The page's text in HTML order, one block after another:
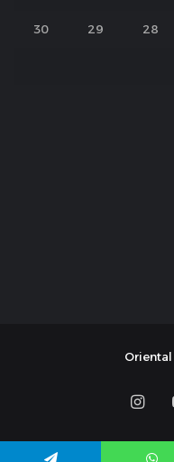
28
29
30
YouTube
Instagram